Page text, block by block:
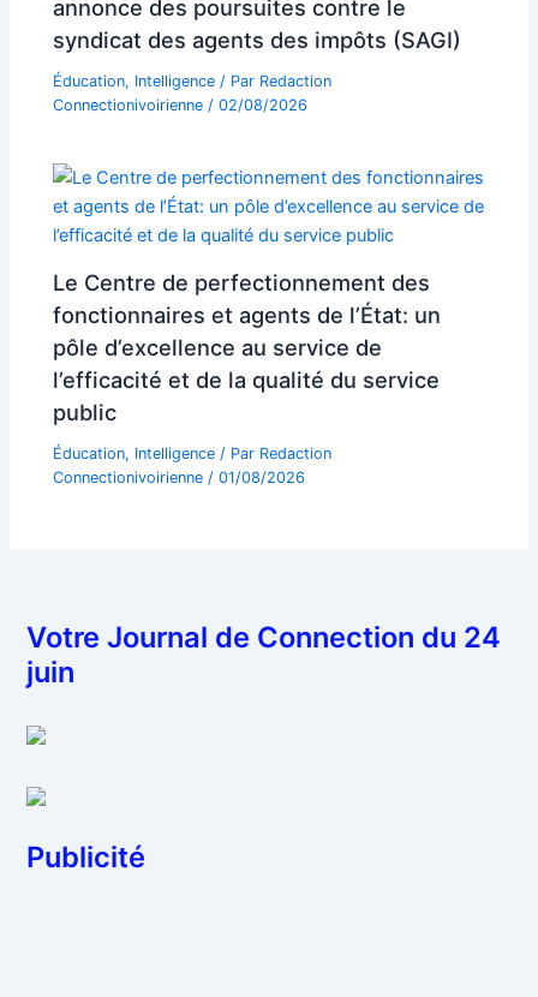
annonce des poursuites contre le
syndicat des agents des impôts (SAGI)
Éducation, Intelligence / Par Redaction
Connectionivoirienne /02/08/2026
Le Centre de perfectionnement des
fonctionnaires et agents de l’État: un
pôle d’excellence au service de
l’efficacité et de la qualité du service
public
Éducation, Intelligence / Par Redaction
Connectionivoirienne/01/08/2026
Votre Journal de Connection du 24
juin
Publicité